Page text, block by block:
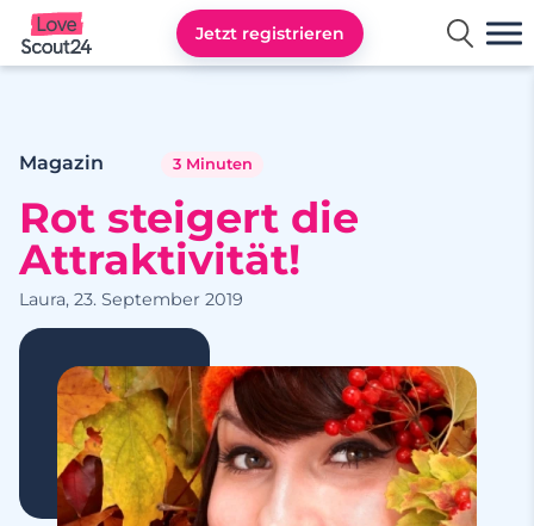
Lovescout24
Jetzt registrieren
Magazin 3 Minuten
Rot steigert die
Attraktivität!
Laura, 23. September 2019